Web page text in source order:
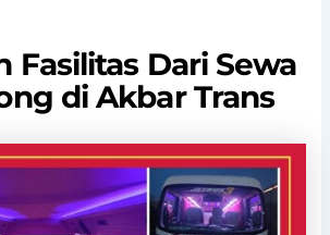
Fasilitas Dari Sewa
di Akbar Trans